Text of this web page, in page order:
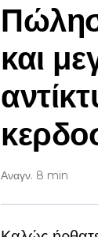
και
Αναγν. 8 min